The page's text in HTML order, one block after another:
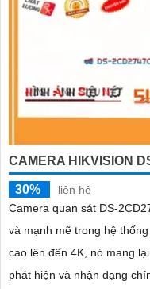
CAMERA HIKVISION
30%
liên hệ
Camera quan sát DS-
và mạnh mẽ trong hệ thống giám sát
cao lên đến 4K, nó mang
phát hiện và nhận dạng